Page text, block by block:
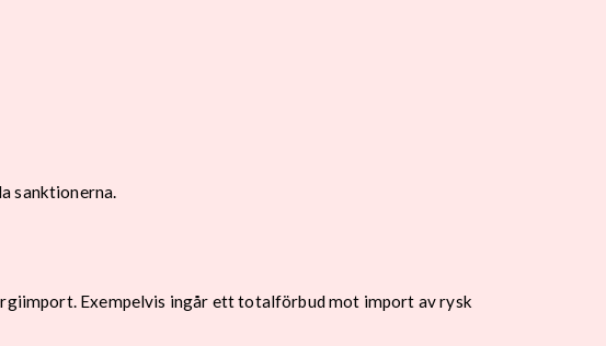
sanktionerna.
Exempelvis ingår ett totalförbud mot import av rysk